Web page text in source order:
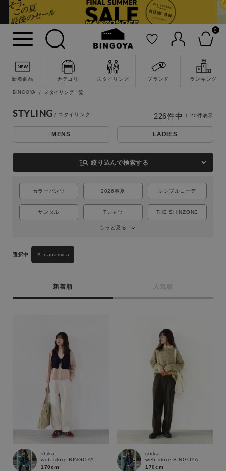
0
新着商品 カテゴリ スタイリング ブランド ランキング
詳細検索
BINGOYA スタイリング一覧
STYLING
MENS LADIES
manage_search 絞り込んで検索する
カラーパンツ 2026春夏 シンプルコーデ
サンダル Tシャツ THE SHINZONE
もっと見る
nanamica
新着順 人気順
226件中 1-20件表示
shika
web store BINGOYA
170cm
shika
web store BINGOYA
170cm